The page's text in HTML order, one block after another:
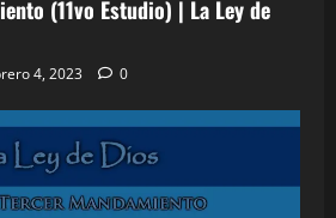
(11vo Estudio) | La Ley de
4, 2023 0